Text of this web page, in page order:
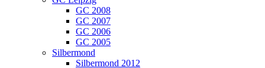
GC 2008
GC 2007
GC 2006
GC 2005
Silbermond
Silbermond 2012